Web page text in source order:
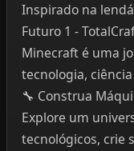
Inspirado na
Futuro 1 -
Minecraft é uma
tecnologia,
🔧 Construa
Explore um
tecnológicos, crie